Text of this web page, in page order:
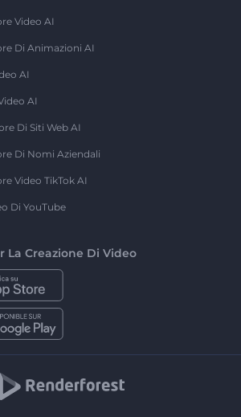
Video AI
Di Animazioni AI
AI
AI
Di Siti Web AI
Di Nomi Aziendali
Video TikTok AI
Di YouTube
La Creazione Di Video